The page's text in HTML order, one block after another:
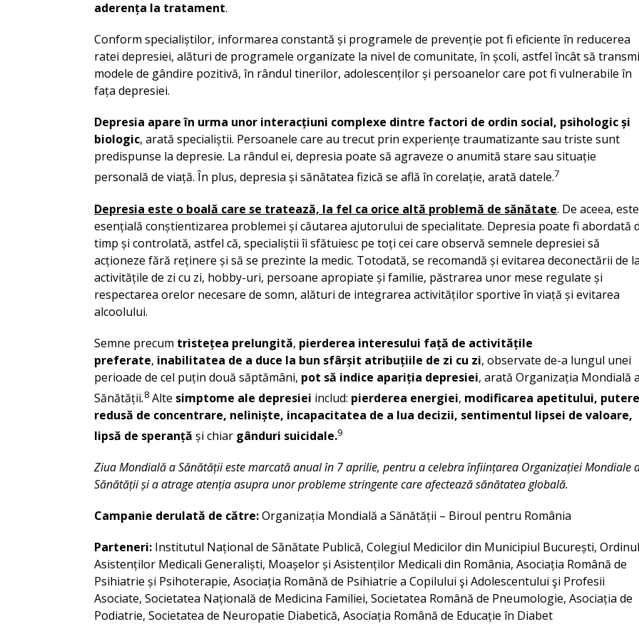
aderența la tratament.
Conform specialiștilor, informarea constantă și programele de prevenție pot fi eficiente în reducerea
ratei depresiei, alături de programele organizate la nivel de comunitate, în școli, astfel încât să
modele de gândire pozitivă, în rândul tinerilor, adolescenților și persoanelor care pot fi vulnerabile în
fața depresiei.
Depresia apare în urma unor interacțiuni complexe dintre factori de ordin social, psihologic și
biologic, arată specialiștii. Persoanele care au trecut prin experiențe traumatizante sau triste sunt
predispunse la depresie. La rândul ei, depresia poate să agraveze o anumită stare sau situație
personală de viață. În plus, depresia și sănătatea fizică se află în corelație, arată datele.7
Depresia este o boală care se tratează, la fel ca orice altă problemă de sănătate. De aceea, este
esențială conștientizarea problemei și căutarea ajutorului de specialitate. Depresia poate fi abordată
timp și controlată, astfel că, specialiștii îi sfătuiesc pe toți cei care observă semnele depresiei să
acționeze fără reținere și să se prezinte la medic. Totodată, se recomandă și evitarea deconectării de la
activitățile de zi cu zi, hobby-uri, persoane apropiate și familie, păstrarea unor mese regulate și
respectarea orelor necesare de somn, alături de integrarea activităților sportive în viață și evitarea
alcoolului.
Semne precum tristețea prelungită, pierderea interesului față de activitățile
preferate, inabilitatea de a duce la bun sfârșit atribuțiile de zi cu zi, observate de-a lungul unei
perioade de cel puțin două săptămâni, pot să indice apariția depresiei, arată Organizația Mondială a
Sănătății.8 Alte simptome ale depresiei includ: pierderea energiei, modificarea apetitului, putere
redusă de concentrare, neliniște, incapacitatea de a lua decizii, sentimentul lipsei de valoare,
lipsă de speranță și chiar gânduri suicidale.9
Ziua Mondială a Sănătății este marcată anual în 7 aprilie, pentru a celebra înființarea Organizației Mondiale
Sănătății și a atrage atenția asupra unor probleme stringente care afectează sănătatea globală.
Campanie derulată de către:Organizația Mondială a Sănătății – Biroul pentru România
Parteneri: Institutul Național de Sănătate Publică, Colegiul Medicilor din Municipiul București, Ordinul
Asistenților Medicali Generaliști, Moașelor și Asistenților Medicali din România, Asociația Română de
Psihiatrie și Psihoterapie, Asociația Română de Psihiatrie a Copilului şi Adolescentului şi Profesii
Asociate, Societatea Națională de Medicina Familiei, Societatea Română de Pneumologie, Asociația de
Podiatrie, Societatea de Neuropatie Diabetică, Asociația Română de Educație în Diabet